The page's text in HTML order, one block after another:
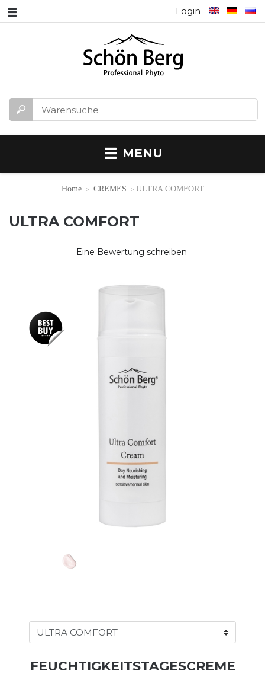
Login
MENU
Home CREMES ULTRA COMFORT
ULTRA COMFORT
Eine Bewertung schreiben
FEUCHTIGKEITSTAGESCREME